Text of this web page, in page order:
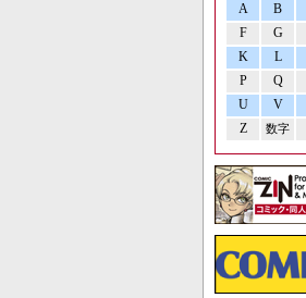
A B
F
G
K
L
P
Q
U
V
Z
数字